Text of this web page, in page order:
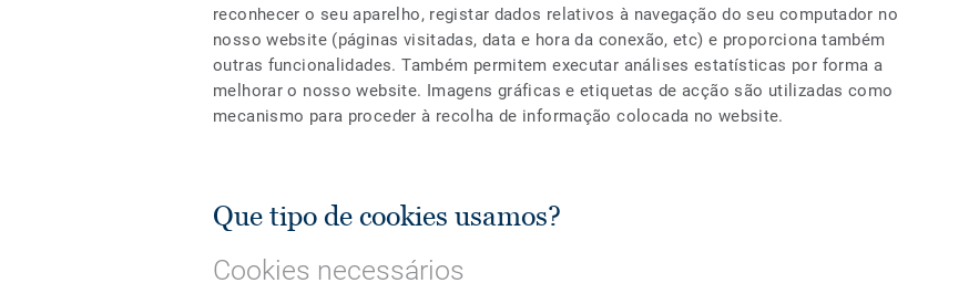
reconhecer o seu aparelho, registar dados relativos à navegação do seu computador no
nosso website (páginas visitadas, data e hora da conexão, etc) e proporciona também
outras funcionalidades. Também permitem executar análises estatísticas por forma a
melhorar o nosso website. Imagens gráficas e etiquetas de acção são utilizadas como
mecanismo para proceder à recolha de informação colocada no website.
Que tipo de cookies usamos?
Cookies necessários